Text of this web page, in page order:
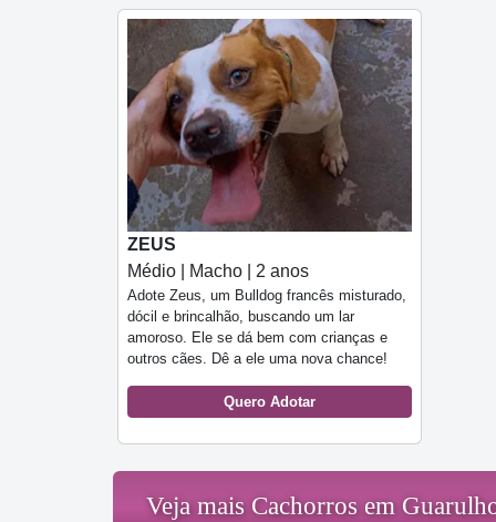
ZEUS
Médio | Macho | 2 anos
Adote Zeus, um Bulldog francês misturado,
dócil e brincalhão, buscando um lar
amoroso. Ele se dá bem com crianças e
outros cães. Dê a ele uma nova chance!
Quero Adotar
Veja mais Cachorros em